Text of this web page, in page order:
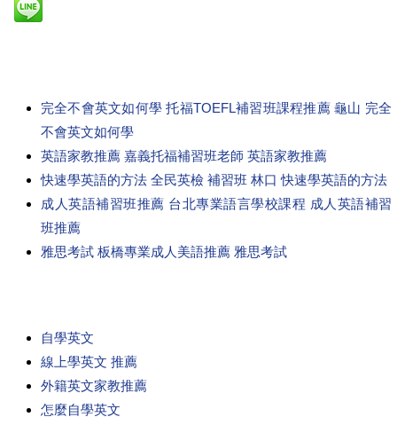
完全不會英文如何學 托福TOEFL補習班課程推薦 龜山 完全
不會英文如何學
英語家教推薦 嘉義托福補習班老師 英語家教推薦
快速學英語的方法 全民英檢 補習班 林口 快速學英語的方法
成人英語補習班推薦 台北專業語言學校課程 成人英語補習
班推薦
雅思考試 板橋專業成人美語推薦 雅思考試
自學英文
線上學英文 推薦
外籍英文家教推薦
怎麼自學英文